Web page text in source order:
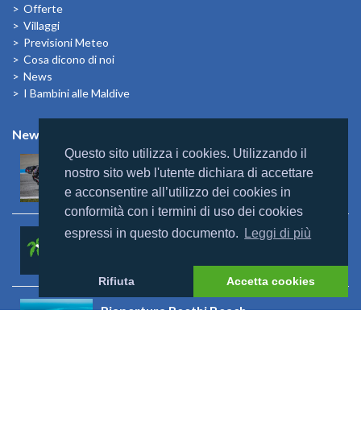
Questo sito utilizza i cookies. Utilizzando il
nostro sito web l'utente dichiara di accettare
e acconsentire all’utilizzo dei cookies in
conformità con i termini di uso dei cookies
espressi in questo documento.
Leggi di più
Rifiuta Accetta cookies
Offerte
Villaggi
Previsioni Meteo
Cosa dicono di noi
News
I Bambini alle Maldive
News
Mondomaldive & Tony Arbolino
Rebranding Universal Resorts
Riapertura Reethi Beach